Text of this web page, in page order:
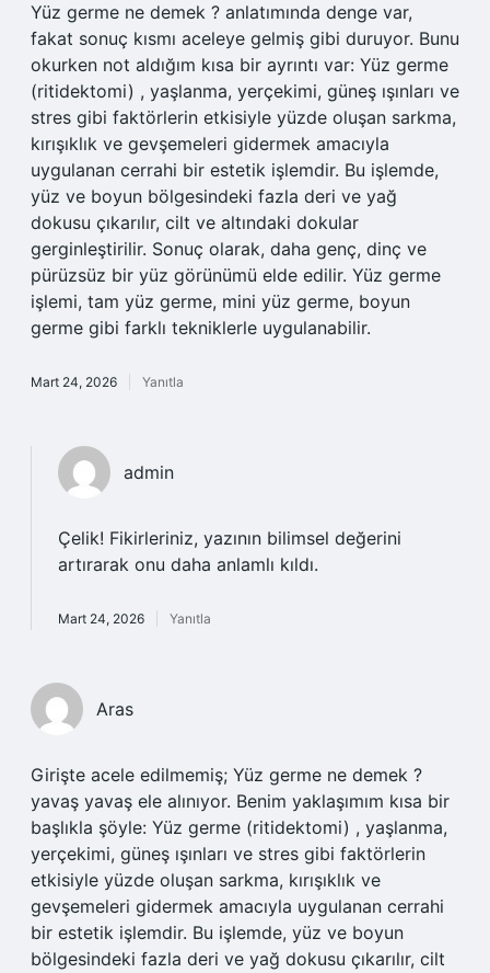
Yüz germe ne demek ? anlatımında denge var,
fakat sonuç kısmı aceleye gelmiş gibi duruyor. Bunu
okurken not aldığım kısa bir ayrıntı var: Yüz germe
(ritidektomi) , yaşlanma, yerçekimi, güneş ışınları ve
stres gibi faktörlerin etkisiyle yüzde oluşan sarkma,
kırışıklık ve gevşemeleri gidermek amacıyla
uygulanan cerrahi bir estetik işlemdir. Bu işlemde,
yüz ve boyun bölgesindeki fazla deri ve yağ
dokusu çıkarılır, cilt ve altındaki dokular
gerginleştirilir. Sonuç olarak, daha genç, dinç ve
pürüzsüz bir yüz görünümü elde edilir. Yüz germe
işlemi, tam yüz germe, mini yüz germe, boyun
germe gibi farklı tekniklerle uygulanabilir.
Mart 24, 2026 Yanıtla
admin
Çelik! Fikirleriniz, yazının bilimsel değerini
artırarak onu daha anlamlı kıldı.
Mart 24, 2026 Yanıtla
Aras
Girişte acele edilmemiş; Yüz germe ne demek ?
yavaş yavaş ele alınıyor. Benim yaklaşımım kısa bir
başlıkla şöyle: Yüz germe (ritidektomi) , yaşlanma,
yerçekimi, güneş ışınları ve stres gibi faktörlerin
etkisiyle yüzde oluşan sarkma, kırışıklık ve
gevşemeleri gidermek amacıyla uygulanan cerrahi
bir estetik işlemdir. Bu işlemde, yüz ve boyun
bölgesindeki fazla deri ve yağ dokusu çıkarılır, cilt